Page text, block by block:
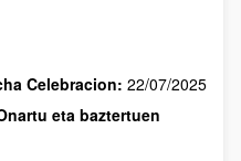
Celebracion: 22/07/2025
eta baztertuen